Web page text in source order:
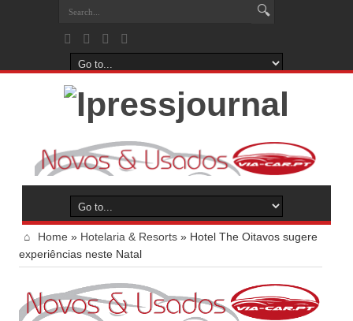
Home » Hotelaria & Resorts » Hotel The Oitavos sugere
experiências neste Natal